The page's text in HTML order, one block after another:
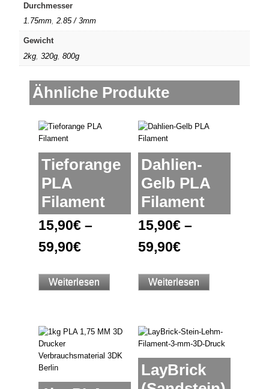
Durchmesser
1.75mm, 2.85 / 3mm
Gewicht
2kg, 320g, 800g
Ähnliche Produkte
Tieforange
PLA
Filament
15,90€ –
59,90€
Weiterlesen
Dahlien-
Gelb PLA
Filament
15,90€ –
59,90€
Weiterlesen
LayBrick